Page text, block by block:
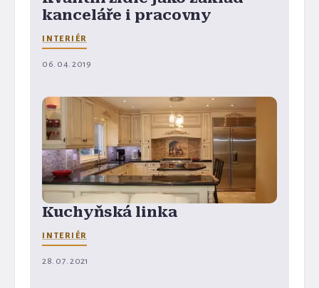
kanceláře i pracovny
INTERIÉR
06. 04. 2019
Kuchyňská linka
INTERIÉR
28. 07. 2021